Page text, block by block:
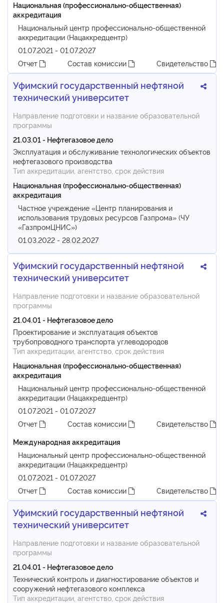
Национальная (профессионально-общественная)
аккредитация
Национальный центр профессионально-общественной
аккредитации (Нацаккредцентр)
01.07.2021 - 01.07.2027
Отчет
Состав комиссии Свидетельство
Уфимский государственный нефтяной
технический университет
Направление подготовки и название образовательной
программы
21.03.01 - Нефтегазовое дело
Эксплуатация и обслуживание технологических объектов
нефтегазового производства
Тип аккредитации, агентство, срок действия
Национальная (профессионально-общественная)
аккредитация
Частное учреждение «Центр планирования и
использования трудовых ресурсов Газпрома» (ЧУ
«ГазпромЦНИС»)
01.03.2022 - 28.02.2027
Уфимский государственный нефтяной
технический университет
Направление подготовки и название образовательной
программы
21.04.01 - Нефтегазовое дело
Проектирование и эксплуатация объектов
трубопроводного транспорта углеводородов
Тип аккредитации, агентство, срок действия
Национальная (профессионально-общественная)
аккредитация
Национальный центр профессионально-общественной
аккредитации (Нацаккредцентр)
01.07.2021 - 01.07.2027
Отчет
Состав комиссии
Свидетельство
Международная аккредитация
Национальный центр профессионально-общественной
аккредитации (Нацаккредцентр)
01.07.2021 - 01.07.2027
Отчет
Состав комиссии Свидетельство
Уфимский государственный нефтяной
технический университет
Направление подготовки и название образовательной
программы
21.04.01 - Нефтегазовое дело
Технический контроль и диагностирование объектов и
сооружений нефтегазового комплекса
Тип аккредитации, агентство, срок действия